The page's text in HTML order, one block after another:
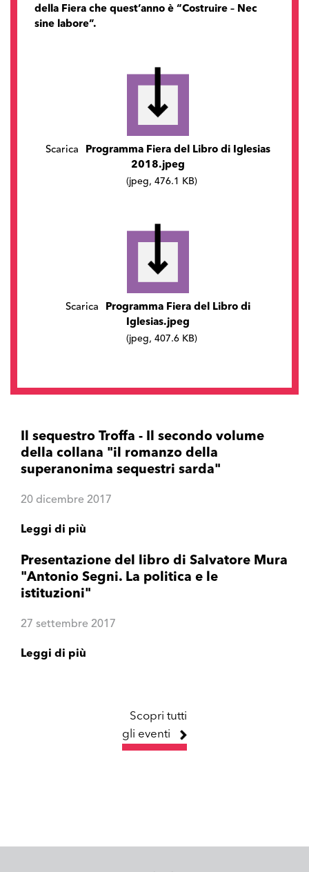
della Fiera che quest’anno è “Costruire – Nec
sine labore”.
Scarica
Programma Fiera del Libro di Iglesias
2018.jpeg
(jpeg, 476.1 KB)
Scarica
Programma Fiera del Libro di
Iglesias.jpeg
(jpeg, 407.6 KB)
Il sequestro Troffa - Il secondo volume
della collana "il romanzo della
superanonima sequestri sarda"
20 dicembre 2017
Leggi di più
Presentazione del libro di Salvatore Mura
"Antonio Segni. La politica e le
istituzioni"
27 settembre 2017
Leggi di più
Scopri tutti
gli eventi